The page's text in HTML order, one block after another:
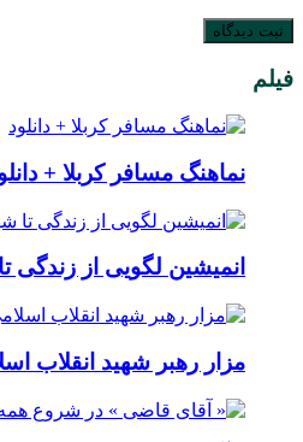
فیلم
نماهنگ مسافر کربلا +
انمیشین لگویی از زندگی
مزار رهبر شهید انقلاب